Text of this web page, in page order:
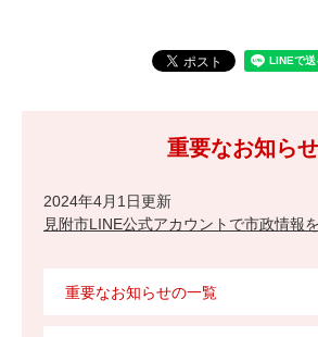
重要なお知らせ
2024年4月1日更新
見附市LINE公式アカウントで市政情報
重要なお知らせの一覧